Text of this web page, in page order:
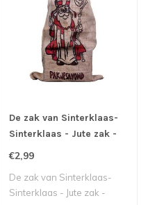
De zak van Sinterklaas-
Sinterklaas - Jute zak -
€2,99
De zak van Sinterklaas-
Sinterklaas - Jute zak -